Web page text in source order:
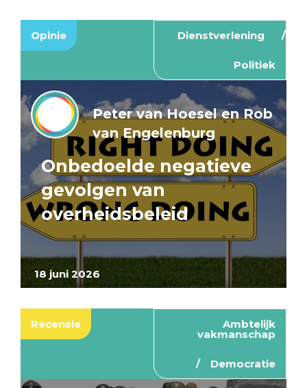
Opinie Dienstverlening
Politiek
18 juni 2026
Peter van Hoesel en Rob
van Engelenburg
Onbedoelde negatieve
gevolgen van
overheidsbeleid
Recensie Ambtelijk
vakmanschap
Democratie